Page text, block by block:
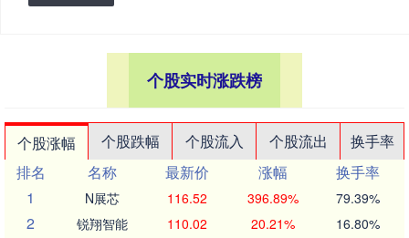
个股实时涨跌榜
个股涨幅 个股跌幅 个股流入 个股流出
换手率
排名
名称 最新价 涨幅
换手率
1
N展芯 116.52 396.89% 79.39%
2 锐翔智能 110.02 20.21% 16.80%